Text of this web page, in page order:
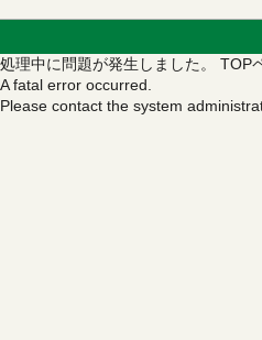
処理中に問題が発生しました。 TOP
A fatal error occurred.
Please contact the system